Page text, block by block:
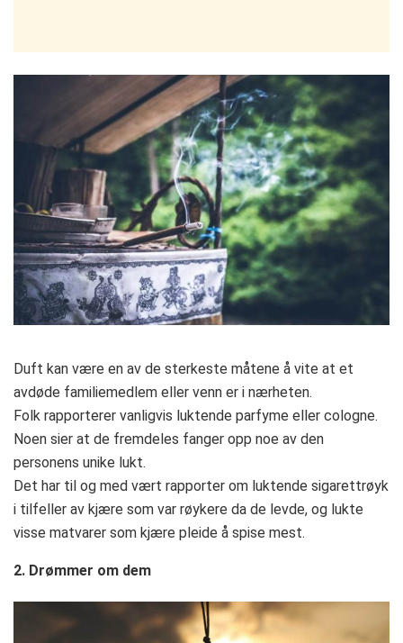
Duft kan være en av de sterkeste måtene å vite at et
avdøde familiemedlem eller venn er i nærheten.
Folk rapporterer vanligvis luktende parfyme eller cologne.
Noen sier at de fremdeles fanger opp noe av den
personens unike lukt.
Det har til og med vært rapporter om luktende sigarettrøyk
i tilfeller av kjære som var røykere da de levde, og lukte
visse matvarer som kjære pleide å spise mest.
2. Drømmer om dem